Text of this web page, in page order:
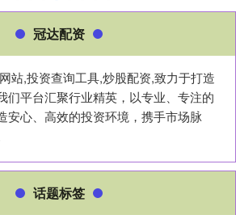
冠达配资
站,投资查询工具,炒股配资,致力于打造
们平台汇聚行业精英，以专业、专注的
安心、高效的投资环境，携手市场脉
话题标签